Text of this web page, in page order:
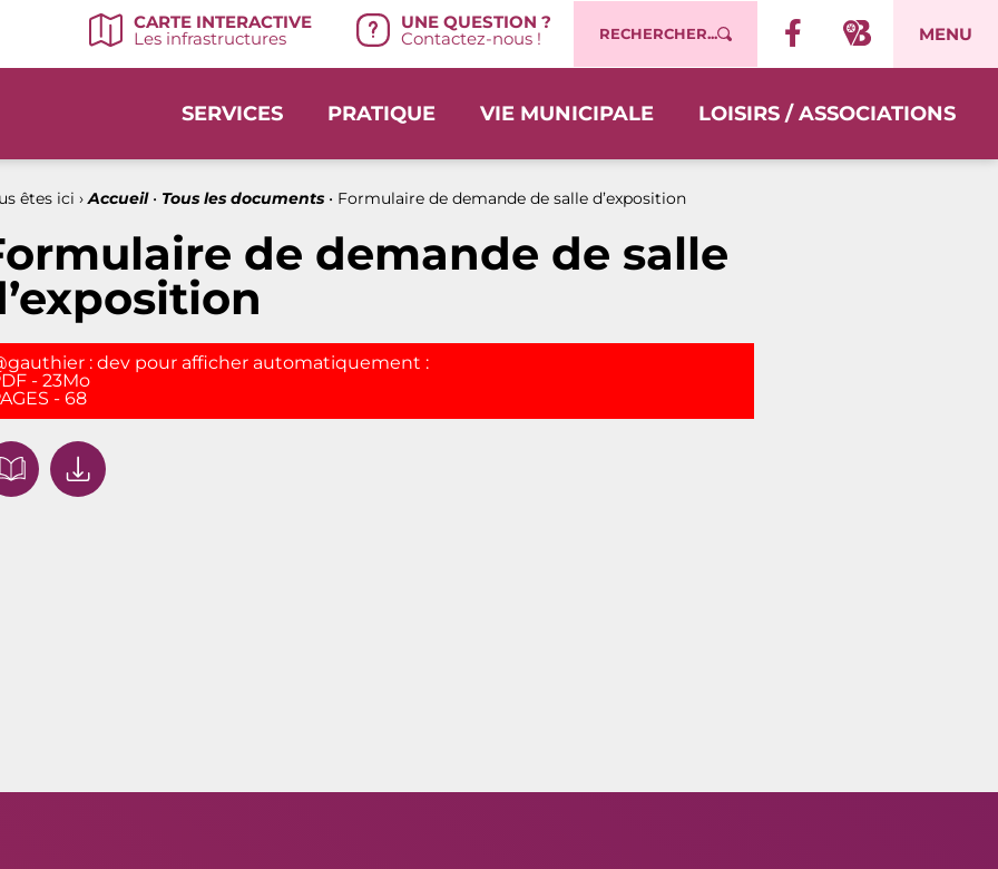
CARTE INTERACTIVE
Les infrastructures
UNE QUESTION ?
Contactez-nous ! RECHERCHER... MENU
SERVICES PRATIQUE VIE MUNICIPALE LOISIRS / ASSOCIATIONS
êtes ici › Accueil• Tous les documents• Formulaire de demande de salle d’exposition
de demande de salle
: dev pour afficher automatiquement :
- 23Mo
- 68